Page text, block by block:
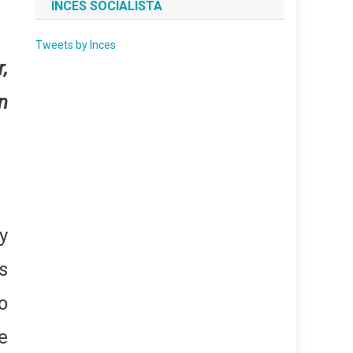
INCES SOCIALISTA
Tweets by Inces